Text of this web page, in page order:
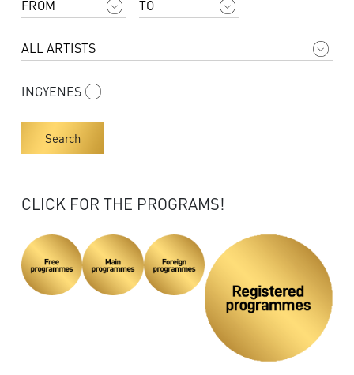
INGYENES
Search
CLICK FOR THE PROGRAMS!